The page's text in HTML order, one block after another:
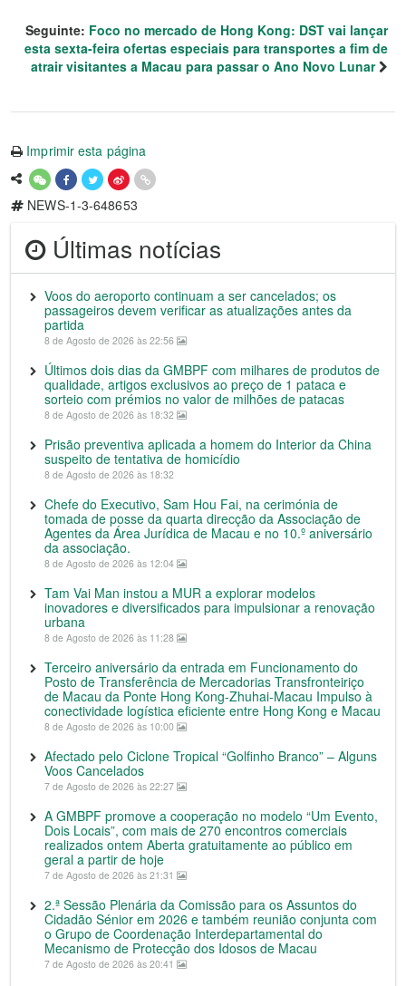
Seguinte: Foco no mercado de Hong Kong: DST vai lançar
esta sexta-feira ofertas especiais para transportes a fim de
atrair visitantes a Macau para passar o Ano Novo Lunar
Imprimir esta página
NEWS-1-3-648653
Últimas notícias
Voos do aeroporto continuam a ser cancelados; os
passageiros devem verificar as atualizações antes da
partida
8 de Agosto de 2026 às 22:56
Últimos dois dias da GMBPF com milhares de produtos de
qualidade, artigos exclusivos ao preço de 1 pataca e
sorteio com prémios no valor de milhões de patacas
8 de Agosto de 2026 às 18:32
Prisão preventiva aplicada a homem do Interior da China
suspeito de tentativa de homicídio
8 de Agosto de 2026 às 18:32
Chefe do Executivo, Sam Hou Fai, na cerimónia de
tomada de posse da quarta direcção da Associação de
Agentes da Área Jurídica de Macau e no 10.º aniversário
da associação.
8 de Agosto de 2026 às 12:04
Tam Vai Man instou a MUR a explorar modelos
inovadores e diversificados para impulsionar a renovação
urbana
8 de Agosto de 2026 às 11:28
Terceiro aniversário da entrada em Funcionamento do
Posto de Transferência de Mercadorias Transfronteiriço
de Macau da Ponte Hong Kong-Zhuhai-Macau Impulso à
conectividade logística eficiente entre Hong Kong e Macau
8 de Agosto de 2026 às 10:00
Afectado pelo Ciclone Tropical “Golfinho Branco” – Alguns
Voos Cancelados
7 de Agosto de 2026 às 22:27
A GMBPF promove a cooperação no modelo “Um Evento,
Dois Locais”, com mais de 270 encontros comerciais
realizados ontem Aberta gratuitamente ao público em
geral a partir de hoje
7 de Agosto de 2026 às 21:31
2.ª Sessão Plenária da Comissão para os Assuntos do
Cidadão Sénior em 2026 e também reunião conjunta com
o Grupo de Coordenação Interdepartamental do
Mecanismo de Protecção dos Idosos de Macau
7 de Agosto de 2026 às 20:41